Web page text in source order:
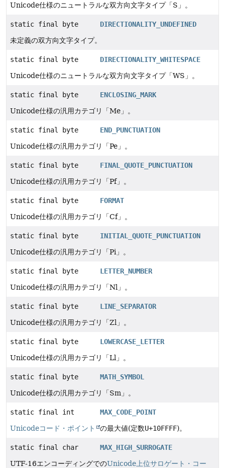
Unicode仕様のニュートラルな双方向文字タイプ「S」。
static final byte
DIRECTIONALITY_UNDEFINED
未定義の双方向文字タイプ。
static final byte
DIRECTIONALITY_WHITESPACE
Unicode仕様のニュートラルな双方向文字タイプ「WS」。
static final byte
ENCLOSING_MARK
Unicode仕様の汎用カテゴリ「Me」。
static final byte
END_PUNCTUATION
Unicode仕様の汎用カテゴリ「Pe」。
static final byte
FINAL_QUOTE_PUNCTUATION
Unicode仕様の汎用カテゴリ「Pf」。
static final byte
FORMAT
Unicode仕様の汎用カテゴリ「Cf」。
static final byte
INITIAL_QUOTE_PUNCTUATION
Unicode仕様の汎用カテゴリ「Pi」。
static final byte
LETTER_NUMBER
Unicode仕様の汎用カテゴリ「Nl」。
static final byte
LINE_SEPARATOR
Unicode仕様の汎用カテゴリ「Zl」。
static final byte
LOWERCASE_LETTER
Unicode仕様の汎用カテゴリ「Ll」。
static final byte
MATH_SYMBOL
Unicode仕様の汎用カテゴリ「Sm」。
static final int
MAX_CODE_POINT
Unicodeコード・ポイント
の最大値(定数U+10FFFF)。
static final char
MAX_HIGH_SURROGATE
UTF-16エンコーディングでのUnicode上位サロゲート・コー